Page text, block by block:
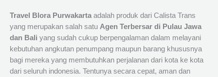
Travel Blora Purwakarta adalah produk dari Calista Trans
yang merupakan salah satu Agen Terbersar di Pulau Jawa
dan Bali yang sudah cukup berpengalaman dalam melayani
kebutuhan angkutan penumpang maupun barang khususnya
bagi mereka yang membutuhkan perjalanan dari kota ke kota
dari seluruh indonesia. Tentunya secara cepat, aman dan